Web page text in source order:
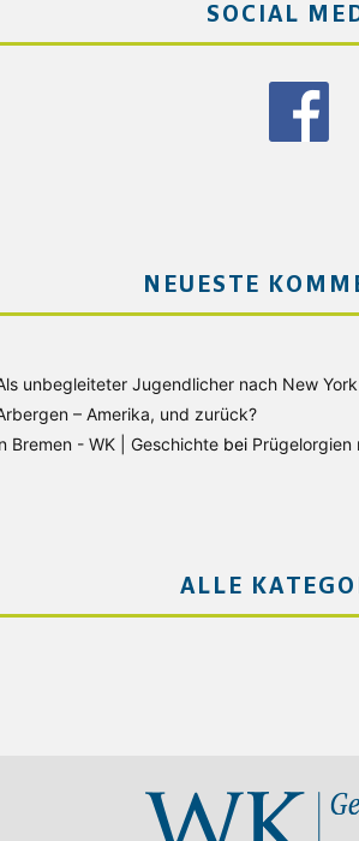
SOCIAL
NEUESTE
unbegleiteter Jugendlicher nach New York
– Amerika, und zurück?
Bremen - WK | Geschichte bei
ALLE